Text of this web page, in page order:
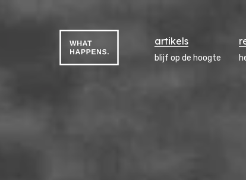
artikels
blijf op de hoogte